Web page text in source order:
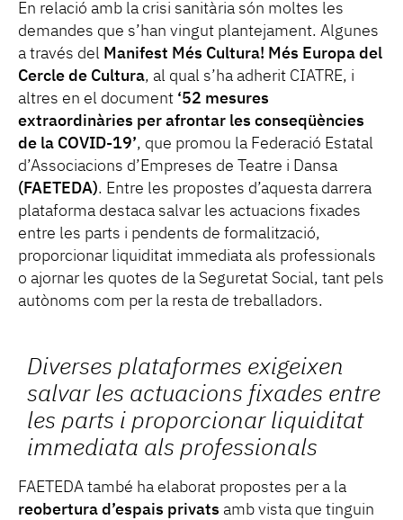
En relació amb la crisi sanitària són moltes les
demandes que s’han vingut plantejament. Algunes
a través del Manifest Més Cultura! Més Europa del
Cercle de Cultura, al qual s’ha adherit CIATRE, i
altres en el document ‘52 mesures
extraordinàries per afrontar les conseqüències
de la COVID-19’, que promou la Federació Estatal
d’Associacions d’Empreses de Teatre i Dansa
(FAETEDA). Entre les propostes d’aquesta darrera
plataforma destaca salvar les actuacions fixades
entre les parts i pendents de formalització,
proporcionar liquiditat immediata als professionals
o ajornar les quotes de la Seguretat Social, tant pels
autònoms com per la resta de treballadors.
Diverses plataformes exigeixen
salvar les actuacions fixades entre
les parts i proporcionar liquiditat
immediata als professionals
FAETEDA també ha elaborat propostes per a la
reobertura d’espais privats amb vista que tinguin